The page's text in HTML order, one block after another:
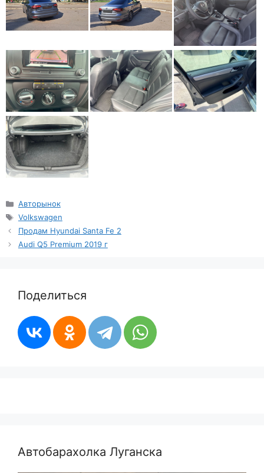
Рубрики
Авторынок
Метки
Volkswagen
Продам Hyundai Santa Fe 2
Audi Q5 Premium 2019 г
Поделиться
Автобарахолка Луганска